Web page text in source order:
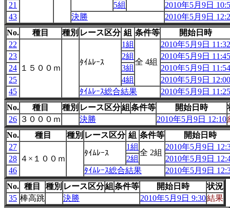
21
5組
2010年5月9日
43
決勝
2010年5月9日
No.
種目 種別 レース区分 組 条件等
開始日時
22
１５００ｍ
ﾀｲﾑﾚｰｽ
1組
全 4組
2010年5月9日 11:32
23
2組
2010年5月9日 11:45
24
3組
2010年5月9日 11:54
25
4組
2010年5月9日 12:00
45
ﾀｲﾑﾚｰｽ総合結果
2010年5月9日 11:25
No.
種目 種別 レース区分組 条件等 開始日時
26 ３０００ｍ 決勝 2010年5月9日 12:10
No.
種目 種別 レース区分 組 条件等
開始日時
27
４×１００ｍ
ﾀｲﾑﾚｰｽ
1組
全 2組
2010年5月9日
28
2組
2010年5月9日
46
ﾀｲﾑﾚｰｽ総合結果
2010年5月9日
No. 種目 種別 レース区分組 条件等 開始日時
状況
35 棒高跳 決勝 2010年5月9日 9:30結果